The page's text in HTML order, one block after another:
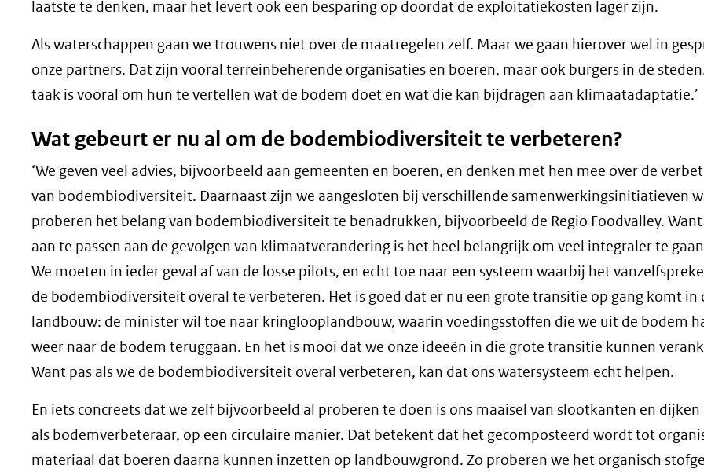
laatste te denken, maar het levert ook een besparing op doordat de exploitatiekosten lager zijn.
Als waterschappen gaan we trouwens niet over de maatregelen zelf. Maar we gaan hierover wel in
onze partners. Dat zijn vooral terreinbeherende organisaties en boeren, maar ook burgers in de
taak is vooral om hun te vertellen wat de bodem doet en wat die kan bijdragen aan klimaatadaptatie.’
Wat gebeurt er nu al om de bodembiodiversiteit te verbeteren?
‘We geven veel advies, bijvoorbeeld aan gemeenten en boeren, en denken met hen mee over de
van bodembiodiversiteit. Daarnaast zijn we aangesloten bij verschillende samenwerkingsinitiatieven
proberen het belang van bodembiodiversiteit te benadrukken, bijvoorbeeld de Regio Foodvalley.
aan te passen aan de gevolgen van klimaatverandering is het heel belangrijk om veel integraler te
We moeten in ieder geval af van de losse pilots, en echt toe naar een systeem waarbij het
de bodembiodiversiteit overal te verbeteren. Het is goed dat er nu een grote transitie op gang komt in
landbouw: de minister wil toe naar kringlooplandbouw, waarin voedingsstoffen die we uit de bodem
weer naar de bodem teruggaan. En het is mooi dat we onze ideeën in die grote transitie kunnen
Want pas als we de bodembiodiversiteit overal verbeteren, kan dat ons watersysteem echt helpen.
En iets concreets dat we zelf bijvoorbeeld al proberen te doen is ons maaisel van slootkanten en
als bodemverbeteraar, op een circulaire manier. Dat betekent dat het gecomposteerd wordt tot
materiaal dat boeren daarna kunnen inzetten op landbouwgrond. Zo proberen we het organisch